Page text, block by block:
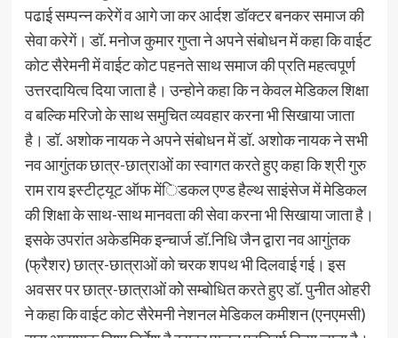
पढाई सम्पन्न करेगें व आगे जा कर आर्दश डॉक्टर बनकर समाज की
सेवा करेगें। डॉ. मनोज कुमार गुप्ता ने अपने संबोधन में कहा कि वाईट
कोट सैरेमनी में वाईट कोट पहनते साथ समाज की प्रति महत्वपूर्ण
उत्तरदायित्व दिया जाता है। उन्होने कहा कि न केवल मेडिकल शिक्षा
व बल्कि मरिजो के साथ समुचित व्यवहार करना भी सिखाया जाता
है। डॉ. अशोक नायक ने अपने संबोधन में डॉ. अशोक नायक ने सभी
नव आगुंतक छात्र-छात्राओं का स्वागत करते हुए कहा कि श्री गुरु
राम राय इस्टीट्यूट ऑफ मेंिडकल एण्ड हैल्थ साइंसेज में मेडिकल
की शिक्षा के साथ-साथ मानवता की सेवा करना भी सिखाया जाता है।
इसके उपरांत अकेडमिक इन्चार्ज डॉ.निधि जैन द्वारा नव आगुंतक
(फ्रैशर) छात्र-छात्राओं को चरक शपथ भी दिलवाई गई। इस
अवसर पर छात्र-छात्राओं कोे सम्बोधित करते हुए डॉ. पुनीत ओहरी
ने कहा कि वाईट कोट सैरेमनी नेशनल मेडिकल कमीशन (एनएमसी)